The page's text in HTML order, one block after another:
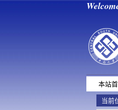
本站
当前